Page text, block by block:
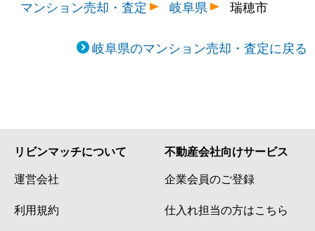
マンション売却・査定
岐阜県 瑞穂市
岐阜県のマンション売却・査定に戻る
リビンマッチについて
運営会社
利用規約
不動産会社向けサービス
企業会員のご登録
仕入れ担当の方はこちら